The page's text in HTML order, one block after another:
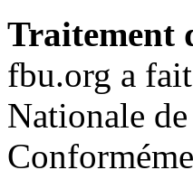
Traitement
fbu.org a
Nationale